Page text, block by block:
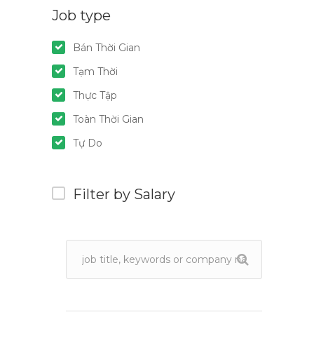
Job type
Bán Thời Gian
Tạm Thời
Thực Tập
Toàn Thời Gian
Tự Do
Filter by Salary